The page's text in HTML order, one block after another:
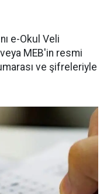
e-Okul Veli
MEB'in resmi
ve şifreleriyle